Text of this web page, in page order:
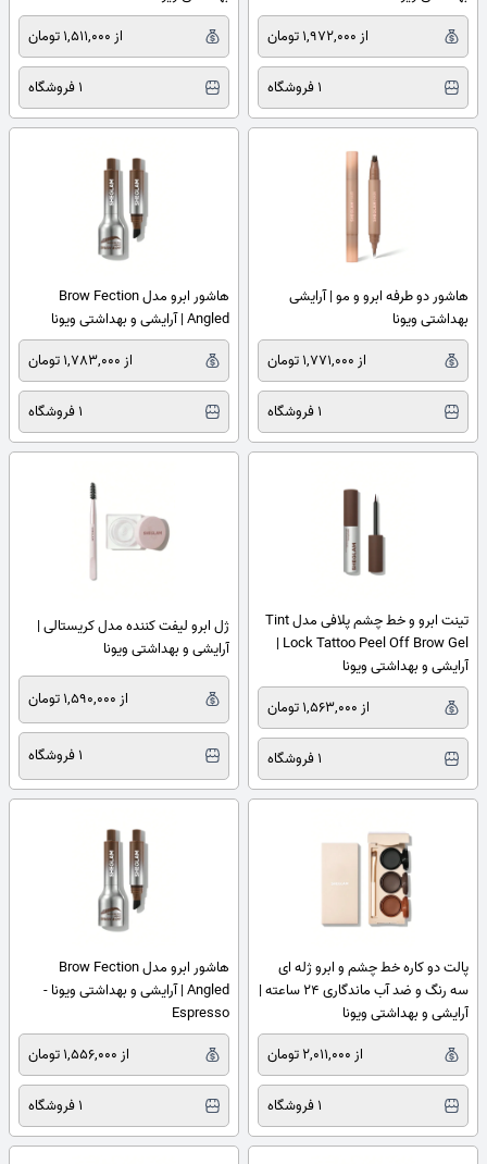
از 1,972,000 تومان
1 فروشگاه
از 1,511,000 تومان
1 فروشگاه
هاشور دو طرفه ابرو و مو | آرایشی
بهداشتی ویونا
از 1,771,000 تومان
1 فروشگاه
هاشور ابرو مدل Brow Fection
Angled | آرایشی و بهداشتی ویونا
از 1,783,000 تومان
1 فروشگاه
تینت ابرو و خط چشم پلافی مدل Tint
Lock Tattoo Peel Off Brow Gel |
آرایشی و بهداشتی ویونا
از 1,563,000 تومان
1 فروشگاه
ژل ابرو لیفت کننده مدل کریستالی |
آرایشی و بهداشتی ویونا
از 1,590,000 تومان
1 فروشگاه
پالت دو کاره خط چشم و ابرو ژله ای
سه رنگ و ضد آب ماندگاری ۲۴ ساعته |
آرایشی و بهداشتی ویونا
از 2,011,000 تومان
1 فروشگاه
هاشور ابرو مدل Brow Fection
Angled | آرایشی و بهداشتی ویونا -
Espresso
از 1,556,000 تومان
1 فروشگاه